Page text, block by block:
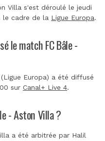
Villa s'est déroulé le jeudi
le cadre de la Ligue Europa.
le match FC Bâle -
Europa) a été diffusé
sur Canal+ Live 4.
- Aston Villa ?
a été arbitrée par Halil